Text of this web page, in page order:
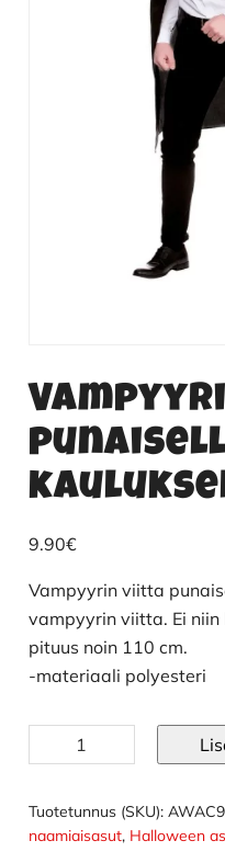
9.90€
Vampyyrin viitta
vampyyrin viitta. Ei
pituus noin 110 cm.
-materiaali polyesteri
Vampyyrin
viitta
kauluksella
määrä
Tuotetunnus (SKU):
naamiaisasut, Halloween